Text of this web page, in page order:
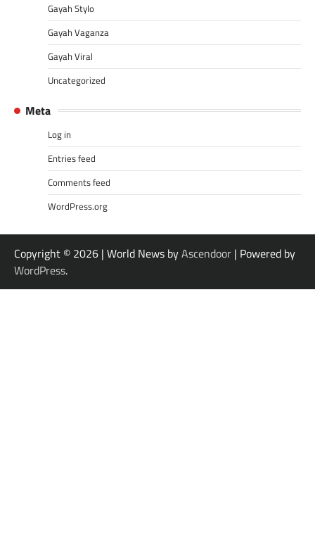
Gayah Stylo
Gayah Vaganza
Gayah Viral
Uncategorized
Meta
Log in
Entries feed
Comments feed
WordPress.org
Copyright © 2026 | World News byAscendoor | Powered by
WordPress.